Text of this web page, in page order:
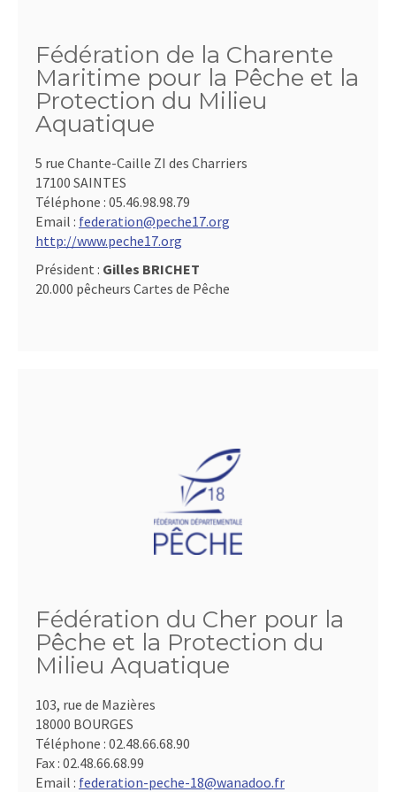
Fédération de la Charente
Maritime pour la Pêche et la
Protection du Milieu
Aquatique
5 rue Chante-Caille ZI des Charriers
17100 SAINTES
Téléphone : 05.46.98.98.79
Email : federation@peche17.org
http://www.peche17.org
Président : Gilles BRICHET
20.000 pêcheurs Cartes de Pêche
Fédération du Cher pour la
Pêche et la Protection du
Milieu Aquatique
103, rue de Mazières
18000 BOURGES
Téléphone : 02.48.66.68.90
Fax : 02.48.66.68.99
Email : federation-peche-18@wanadoo.fr